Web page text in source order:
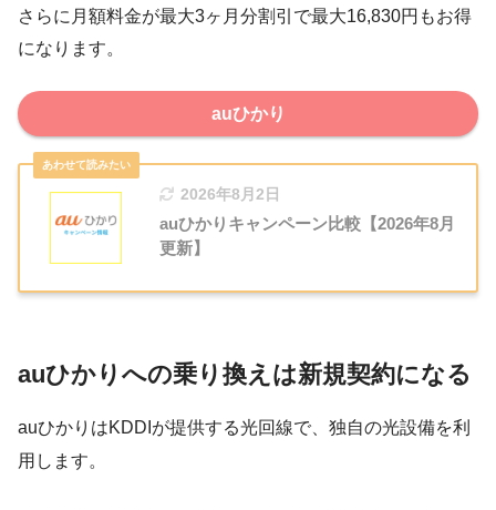
さらに月額料金が最大3ヶ月分割引で最大16,830円もお得
になります。
auひかり
2026年8月2日
auひかりキャンペーン比較【2026年8月
更新】
auひかりへの乗り換えは新規契約になる
auひかりはKDDIが提供する光回線で、独自の光設備を利
用します。